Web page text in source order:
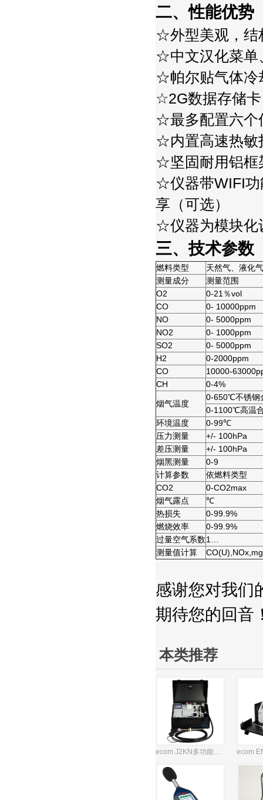
二、性能优势
☆外型美观，结
☆中文汉化菜单
☆帕尔贴气体冷
☆2G数据存
☆最多配置六个
☆内置高速热敏
☆坚固耐用铝框
☆仪器带WIFI功
享（可选）
☆仪器为模块化
三、技术参数
燃料类型
天然气、液化
测量成分
测量范围
O2
0-21％vol
CO
0- 10000ppm
NO
0- 5000ppm
NO2
0- 1000ppm
SO2
0- 5000ppm
H2
0-2000ppm
CO
10000-
CH
0-4%
烟气温度
0-650℃不锈钢
0-1100℃高温
环境温度
0-99℃
压力测量
+/- 100hPa
差压测量
+/- 100hPa
烟黑测量
0-9
计算参数
依燃料类型
CO2
0-CO2max
烟气露点
℃
热损失
0-99.9%
燃烧效率
0-99.9%
过量空气系数1…
测量值计算
感谢您对我们
期待您的回音
本类推荐
ecom J2KN多功能烟气分析仪